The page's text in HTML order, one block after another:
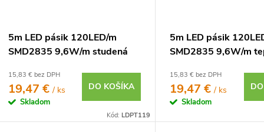
5m LED pásik 120LED/m
SMD2835 9,6W/m studená
15,83 € bez DPH
19,47 €/ ks
Skladom
DO KOŠÍKA
Kód:LDPT119
5m LED pásik
SMD2835 9,6W/m
15,83 € bez DPH
19,47 €/ ks
Skladom